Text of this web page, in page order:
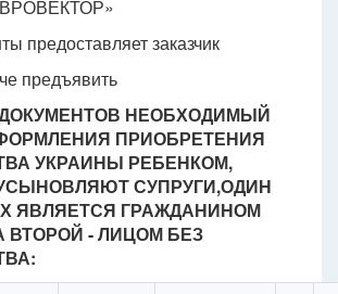
предоставляет заказчик
предъявить
НЕОБХОДИМЫЙ
ПРИОБРЕТЕНИЯ
УКРАИНЫ РЕБЕНКОМ,
СУПРУГИ,ОДИН
ЯВЛЯЕТСЯ ГРАЖДАНИНОМ
ВТОРОЙ - ЛИЦОМ БЕЗ